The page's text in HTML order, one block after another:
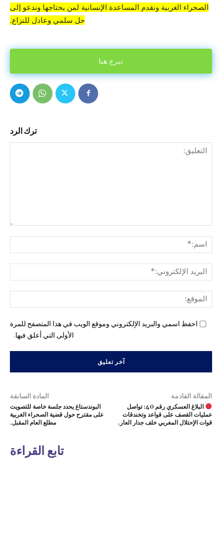
الصحراء الغربية ونقدم المساعدة الإنسانية لمن يحتاجها وندعو إلى
حل سلمي وعادل للنزاع.
تبرع هنا
ترك الرد
احفظ اسمي والبريد الإلكتروني وموقع الويب في هذا المتصفح للمرة
الأولى التي أعلق فيها.
المادة السابقة
البوندستاغ يحدد جلسة خاصة للتصويت
على مقترح حول قضية الصحراء الغربية
مطلع العام المقبل.
المقالة القادمة
البلاغ العسكري رقم 40: تواصل
عمليات القصف على قواعد وتخندقات
قوات الإحتلال المغربي خلف جدار العار.
تابع القراءة